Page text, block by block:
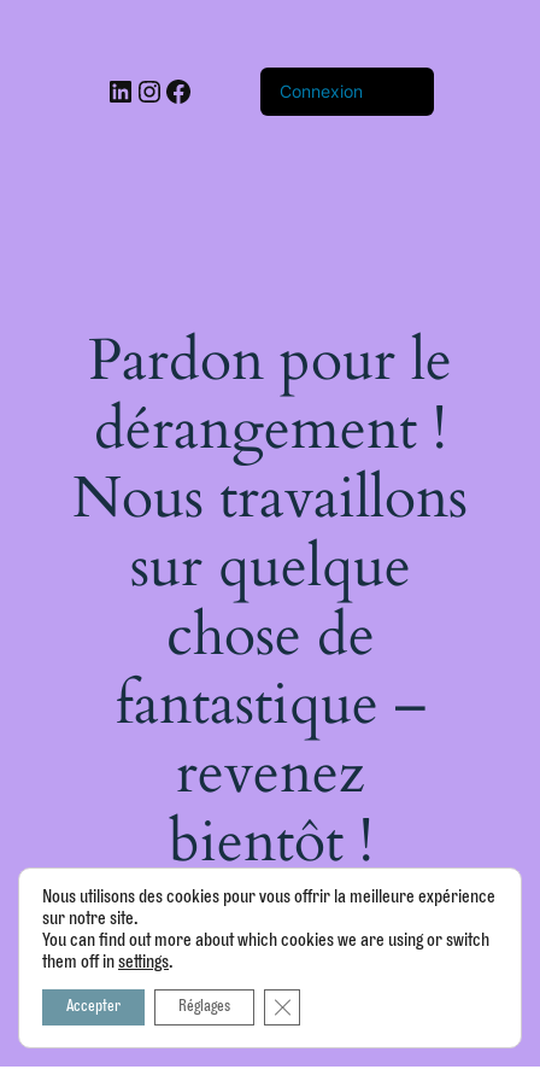
LinkedIn InstagramFacebook Connexion
Pardon pour le
dérangement !
Nous travaillons
sur quelque
chose de
fantastique –
revenez
bientôt !
Nous utilisons des cookies pour vous offrir la meilleure expérience
sur notre site.
You can find out more about which cookies we are using or switch
them off insettings.
Accepter Réglages Fermer la bannière des cookies GDPR